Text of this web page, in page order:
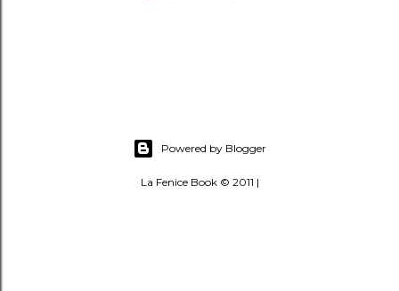
Powered by Blogger
La Fenice Book © 2011 |